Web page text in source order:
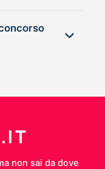
non sai da dove